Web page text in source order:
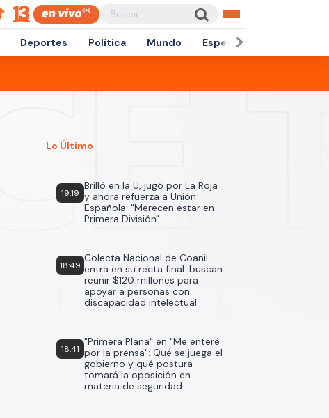
Deportes Política Mundo Espectáculos
Lo Último
19:19
Brilló en la U, jugó por La Roja
y ahora refuerza a Unión
Española: "Merecen estar en
Primera División"
18:49
Colecta Nacional de Coanil
entra en su recta final: buscan
reunir $120 millones para
apoyar a personas con
discapacidad intelectual
18:41
"Primera Plana" en "Me enteré
por la prensa": Qué se juega el
gobierno y qué postura
tomará la oposición en
materia de seguridad